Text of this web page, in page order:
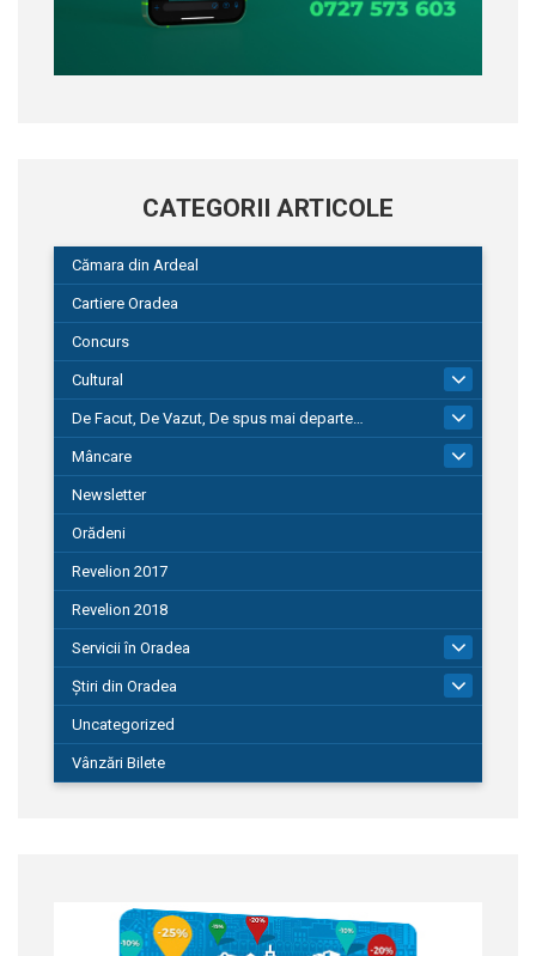
CATEGORII ARTICOLE
Cămara din Ardeal
Cartiere Oradea
Concurs
Cultural
De Facut, De Vazut, De spus mai departe…
580
Mâncare
Newsletter
Orădeni
Revelion 2017
Revelion 2018
Servicii în Oradea
Știri din Oradea
Uncategorized
Vânzări Bilete